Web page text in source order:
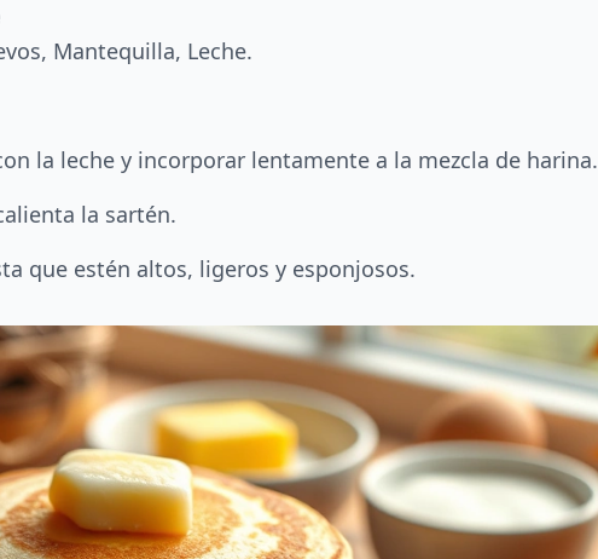
Mantequilla, Leche.
la leche y incorporar lentamente a la mezcla de harina.
la sartén.
que estén altos, ligeros y esponjosos.